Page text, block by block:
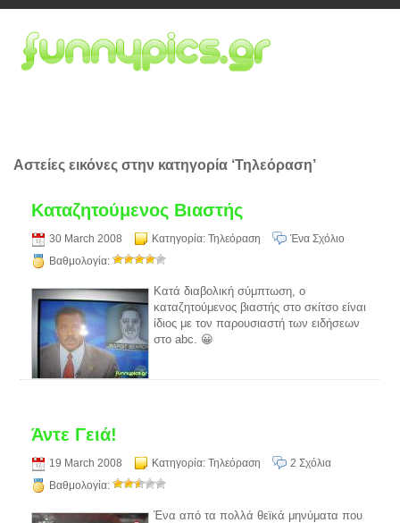
Αστείες εικόνες στην κατηγορία ‘Τηλεόραση’
Καταζητούμενος Βιαστής
30 March 2008 Κατηγορία:Τηλεόραση
Ένα Σχόλιο
Βαθμολογία:
Κατά διαβολική σύμπτωση, ο
καταζητούμενος βιαστής στο σκίτσο είναι
ίδιος με τον παρουσιαστή των ειδήσεων
στο abc. 😀
Άντε Γειά!
19 March 2008 Κατηγορία:Τηλεόραση
2 Σχόλια
Βαθμολογία:
Ένα από τα πολλά θεϊκά μηνύματα που